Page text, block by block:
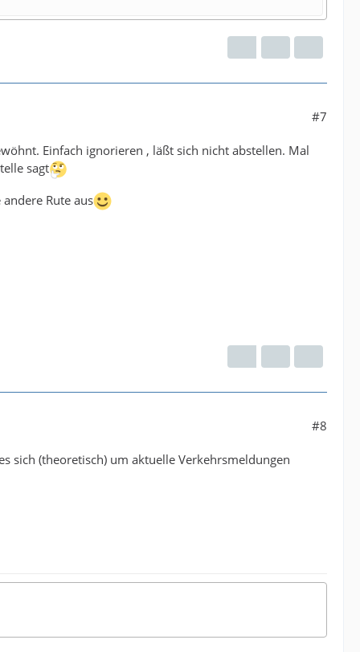
#7
Einfach ignorieren , läßt sich nicht abstellen. Mal
sagt
Rute aus
#8
sich (theoretisch) um aktuelle Verkehrsmeldungen